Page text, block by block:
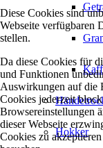
Hokker
Diese Cookies sind
Webseite verfügbaren
stellen.
Da diese Cookies für
und Funktionen
Auswirkungen auf die
Cookies jederzeit
Browsereinstellungen
dieser Webseite
Cookies zu